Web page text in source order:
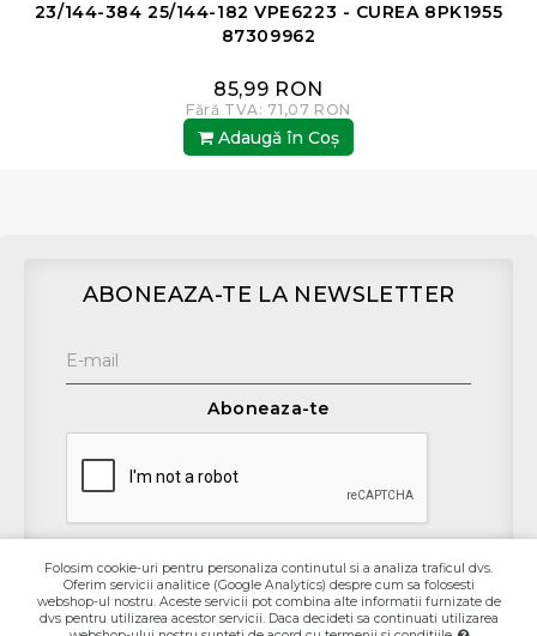
23/144-384 25/144-182 VPE6223 - CUREA 8PK1955
87309962
85,99 RON
Fără TVA: 71,07 RON
Adaugă în Coş
ABONEAZA-TE LA NEWSLETTER
Aboneaza-te
Contact
Folosim cookie-uri pentru personaliza continutul si a analiza traficul dvs.
Oferim servicii analitice (Google Analytics) despre cum sa folosesti
webshop-ul nostru. Aceste servicii pot combina alte informatii furnizate de
dvs pentru utilizarea acestor servicii. Daca decideti sa continuati utilizarea